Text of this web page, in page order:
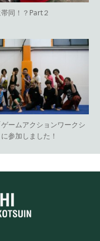
同！？Part２
ームアクションワークシ
参加しました！